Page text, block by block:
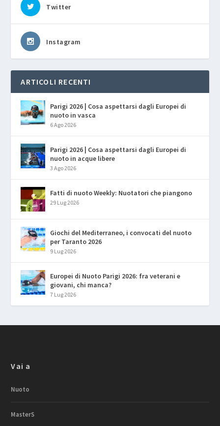
Twitter
Instagram
ARTICOLI RECENTI
Parigi 2026 | Cosa aspettarsi dagli Europei di
nuoto in vasca
6 Ago 2026
Parigi 2026 | Cosa aspettarsi dagli Europei di
nuoto in acque libere
3 Ago 2026
Fatti di nuoto Weekly: Nuotatori che piangono
29 Lug 2026
Giochi del Mediterraneo, i convocati del nuoto
per Taranto 2026
9 Lug 2026
Europei di Nuoto Parigi 2026: fra veterani e
giovani, chi manca?
7 Lug 2026
Vai a
Nuoto
MasterS